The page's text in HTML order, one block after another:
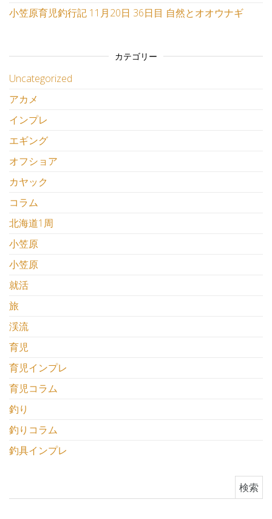
小笠原育児釣行記 11月20日 36日目 自然とオオウナギ
カテゴリー
Uncategorized
アカメ
インプレ
エギング
オフショア
カヤック
コラム
北海道1周
小笠原
小笠原
就活
旅
渓流
育児
育児インプレ
育児コラム
釣り
釣りコラム
釣具インプレ